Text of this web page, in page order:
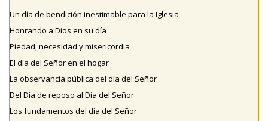
Un día de bendición inestimable para la Iglesia
Honrando a Dios en su día
Piedad, necesidad y misericordia
El día del Señor en el hogar
La observancia pública del día del Señor
Del Día de reposo al Día del Señor
Los fundamentos del día del Señor